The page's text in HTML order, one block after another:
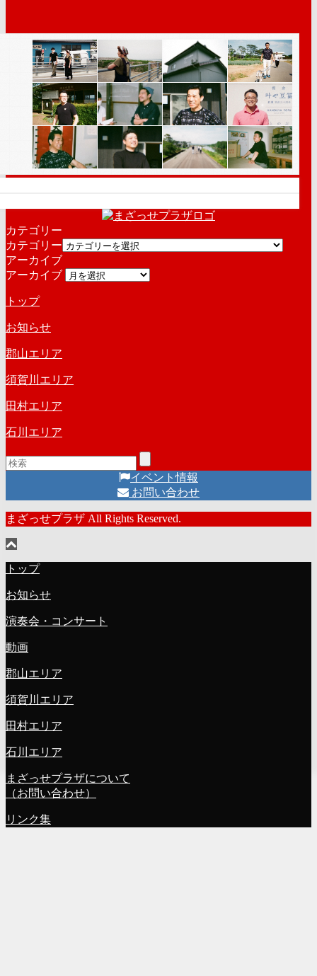
カテゴリー
カテゴリー
アーカイブ
アーカイブ
トップ
お知らせ
郡山エリア
須賀川エリア
田村エリア
石川エリア
イベント情報
お問い合わせ
まざっせプラザ All Rights Reserved.
トップ
お知らせ
演奏会・コンサート
動画
郡山エリア
須賀川エリア
田村エリア
石川エリア
まざっせプラザについて
（お問い合わせ）
リンク集